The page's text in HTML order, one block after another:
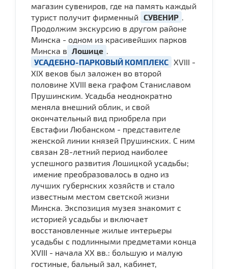
магазин сувениров, где на память каждый
турист получит фирменный СУВЕНИР
Продолжим экскурсию в другом районе
Минска - одном из красивейших парков
Минска в Лошице
УСАДЕБНО-ПАРКОВЫЙ КОМПЛЕКС XVIII -
XIX веков был заложен во второй
половине XVIII века графом Станиславом
Прушинским. Усадьба неоднократно
меняла внешний облик, и свой
окончательный вид приобрела при
Евстафии Любанском - представителе
женской линии князей Прушинских. С ним
связан 28-летний период наиболее
успешного развития Лошицкой усадьбы;
имение преобразовалось в одно из
лучших губернских хозяйств и стало
известным местом светской жизни
Минска. Экспозиция музея знакомит с
историей усадьбы и включает
восстановленные жилые интерьеры
усадьбы с подлинными предметами конца
XVIII - начала ХХ вв.: большую и малую
гостиные, бальный зал, кабинет,